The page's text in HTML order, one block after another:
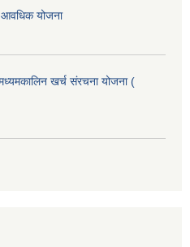
आवधिक योजना
मध्यमकालिन खर्च संरचना योजना (